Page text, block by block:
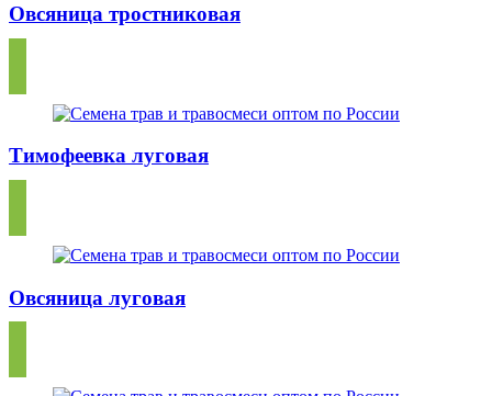
Овсяница тростниковая
Тимофеевка луговая
Овсяница луговая